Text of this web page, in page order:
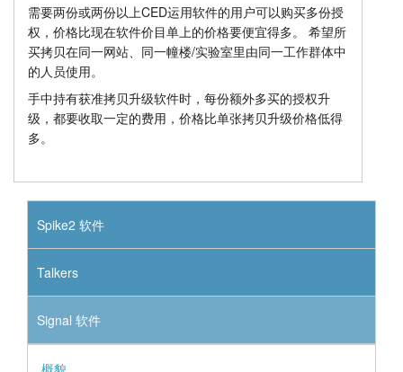
需要两份或两份以上CED运用软件的用户可以购买多份授
权，价格比现在软件价目单上的价格要便宜得多。 希望所
买拷贝在同一网站、同一幢楼/实验室里由同一工作群体中
的人员使用。
手中持有获准拷贝升级软件时，每份额外多买的授权升
级，都要收取一定的费用，价格比单张拷贝升级价格低得
多。
Spike2 软件
Talkers
Signal 软件
概貌